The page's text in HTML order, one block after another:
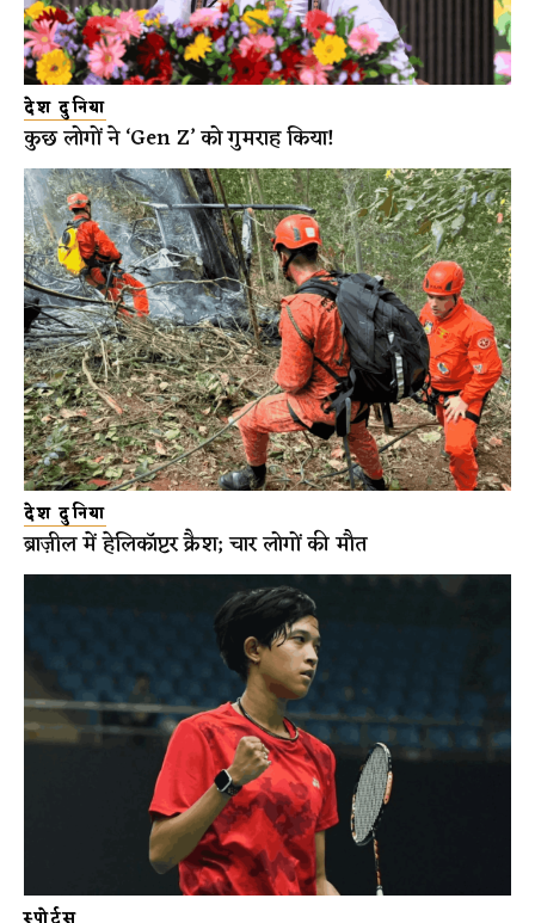
देश दुनिया
कुछ लोगों ने ‘Gen Z’ को गुमराह किया!
देश दुनिया
ब्राज़ील में हेलिकॉप्टर क्रैश; चार लोगों की मौत